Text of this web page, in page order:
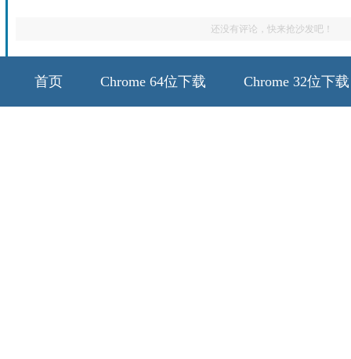
还没有评论，快来抢沙发吧！
首页 Chrome 64位下载 Chrome 32位下载